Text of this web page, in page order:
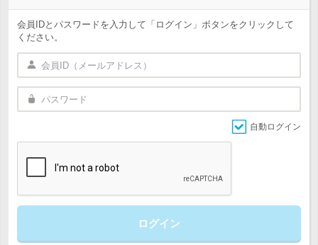
会員IDとパスワードを入力して「ログイン」ボタンをクリックして
ください。
自動ログイン
ログイン